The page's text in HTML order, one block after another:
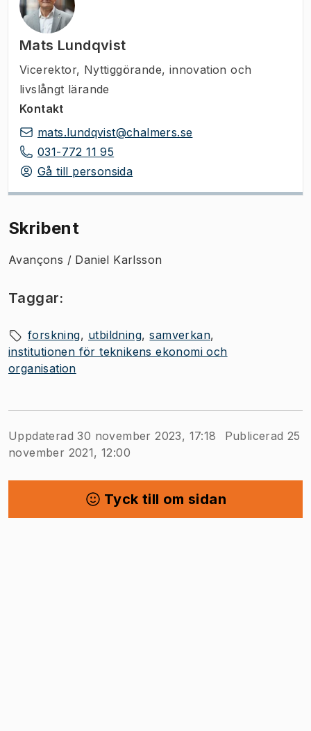
Mats Lundqvist
Vicerektor, Nyttiggörande, innovation och
livslångt lärande
Kontakt
mats.lundqvist@chalmers.se
031-772 11 95
Gå till personsida
Skribent
Avançons / Daniel Karlsson
Taggar:
forskning utbildning samverkan
institutionen för teknikens ekonomi och
organisation
Uppdaterad 30 november 2023, 17:18
Publicerad 25
november 2021, 12:00
Tyck till om sidan